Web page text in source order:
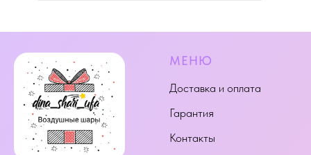
МЕНЮ
Доставка и оплата
Гарантия
Контакты